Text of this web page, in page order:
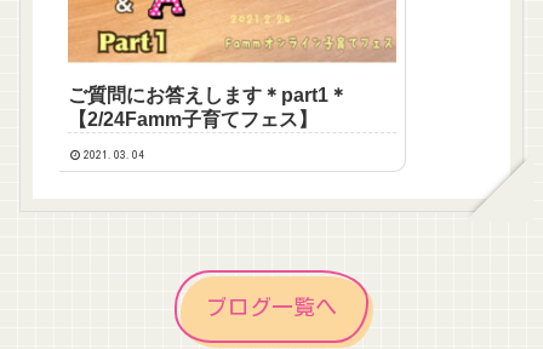
ご質問にお答えします＊part1＊
【2/24Famm子育てフェス】
2021.03.04
ブログ一覧へ